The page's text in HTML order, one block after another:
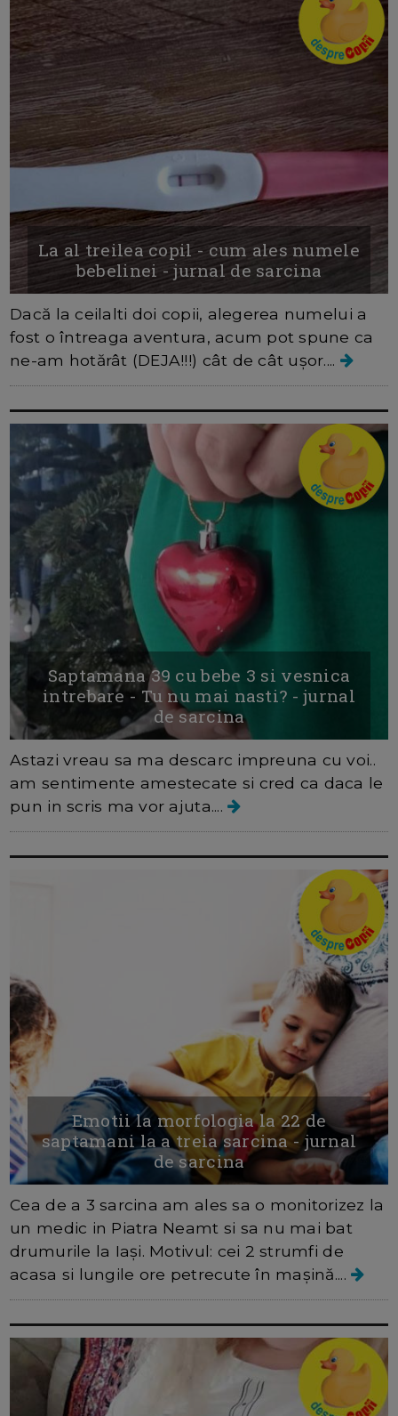
La al treilea copil - cum ales numele
bebelinei - jurnal de sarcina
Dacă la ceilalti doi copii, alegerea numelui a
fost o întreaga aventura, acum pot spune ca
ne-am hotărât (DEJA!!!) cât de cât ușor....
Saptamana 39 cu bebe 3 si vesnica
intrebare - Tu nu mai nasti? - jurnal
de sarcina
Astazi vreau sa ma descarc impreuna cu voi..
am sentimente amestecate si cred ca daca le
pun in scris ma vor ajuta....
Emotii la morfologia la 22 de
saptamani la a treia sarcina - jurnal
de sarcina
Cea de a 3 sarcina am ales sa o monitorizez la
un medic in Piatra Neamt si sa nu mai bat
drumurile la Iași. Motivul: cei 2 strumfi de
acasa si lungile ore petrecute în mașină....